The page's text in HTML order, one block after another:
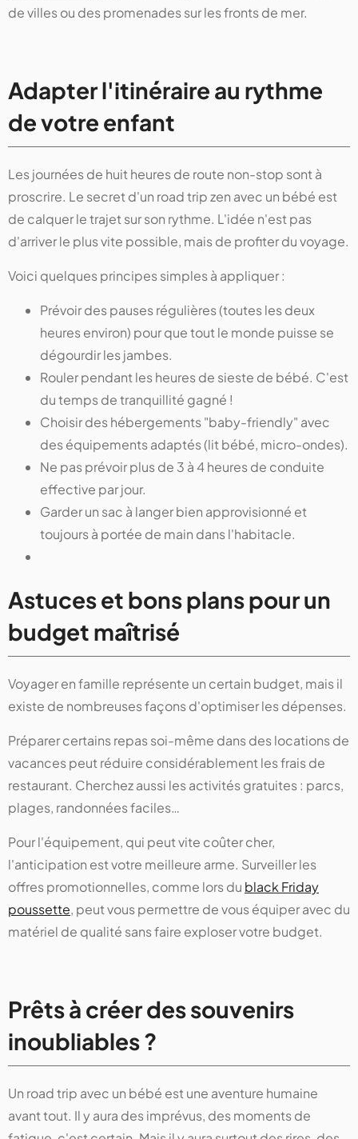
de villes ou des promenades sur les fronts de mer.
Adapter l'itinéraire au rythme
de votre enfant
Les journées de huit heures de route non-stop sont à
proscrire. Le secret d'un road trip zen avec un bébé est
de calquer le trajet sur son rythme. L'idée n'est pas
d'arriver le plus vite possible, mais de profiter du voyage.
Voici quelques principes simples à appliquer :
Prévoir des pauses régulières (toutes les deux
heures environ) pour que tout le monde puisse se
dégourdir les jambes.
Rouler pendant les heures de sieste de bébé. C'est
du temps de tranquillité gagné !
Choisir des hébergements "baby-friendly" avec
des équipements adaptés (lit bébé, micro-ondes).
Ne pas prévoir plus de 3 à 4 heures de conduite
effective par jour.
Garder un sac à langer bien approvisionné et
toujours à portée de main dans l'habitacle.
Astuces et bons plans pour un
budget maîtrisé
Voyager en famille représente un certain budget, mais il
existe de nombreuses façons d'optimiser les dépenses.
Préparer certains repas soi-même dans des locations de
vacances peut réduire considérablement les frais de
restaurant. Cherchez aussi les activités gratuites : parcs,
plages, randonnées faciles…
Pour l'équipement, qui peut vite coûter cher,
l'anticipation est votre meilleure arme. Surveiller les
offres promotionnelles, comme lors du black Friday
poussette, peut vous permettre de vous équiper avec du
matériel de qualité sans faire exploser votre budget.
Prêts à créer des souvenirs
inoubliables ?
Un road trip avec un bébé est une aventure humaine
avant tout. Il y aura des imprévus, des moments de